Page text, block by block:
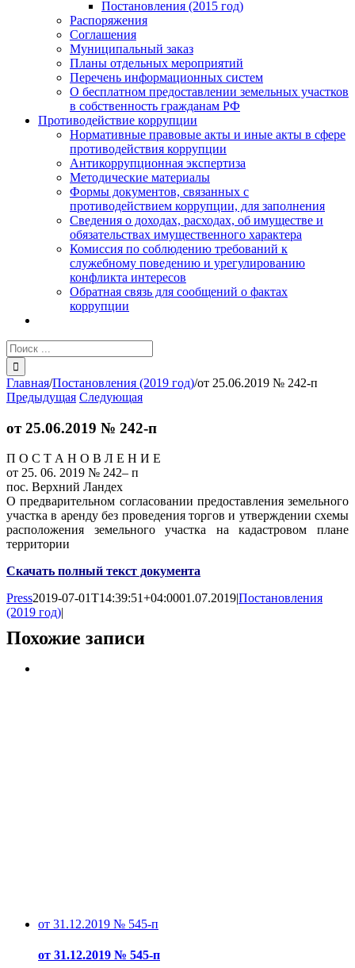
Постановления (2015 год)
Распоряжения
Соглашения
Муниципальный заказ
Планы отдельных мероприятий
Перечень информационных систем
О бесплатном предоставлении земельных участков
в собственность гражданам РФ
Противодействие коррупции
Нормативные правовые акты и иные акты в сфере
противодействия коррупции
Антикоррупционная экспертиза
Методические материалы
Формы документов, связанных с
противодействием коррупции, для заполнения
Сведения о доходах, расходах, об имуществе и
обязательствах имущественного характера
Комиссия по соблюдению требований к
служебному поведению и урегулированию
конфликта интересов
Обратная связь для сообщений о фактах
коррупции
Результат
поиска:
Главная/Постановления (2019 год)/от 25.06.2019 № 242-п
Предыдущая Следующая
от 25.06.2019 № 242-п
П О С Т А Н О В Л Е Н И Е
от 25. 06. 2019 № 242– п
пос. Верхний Ландех
О предварительном согласовании предоставления земельного
участка в аренду без проведения торгов и утверждении схемы
расположения земельного участка на кадастровом плане
территории
Скачать полный текст документа
Press2019-07-01T14:39:51+04:0001.07.2019|Постановления
(2019 год)|
Похожие записи
от 31.12.2019 № 545-п
от 31.12.2019 № 545-п